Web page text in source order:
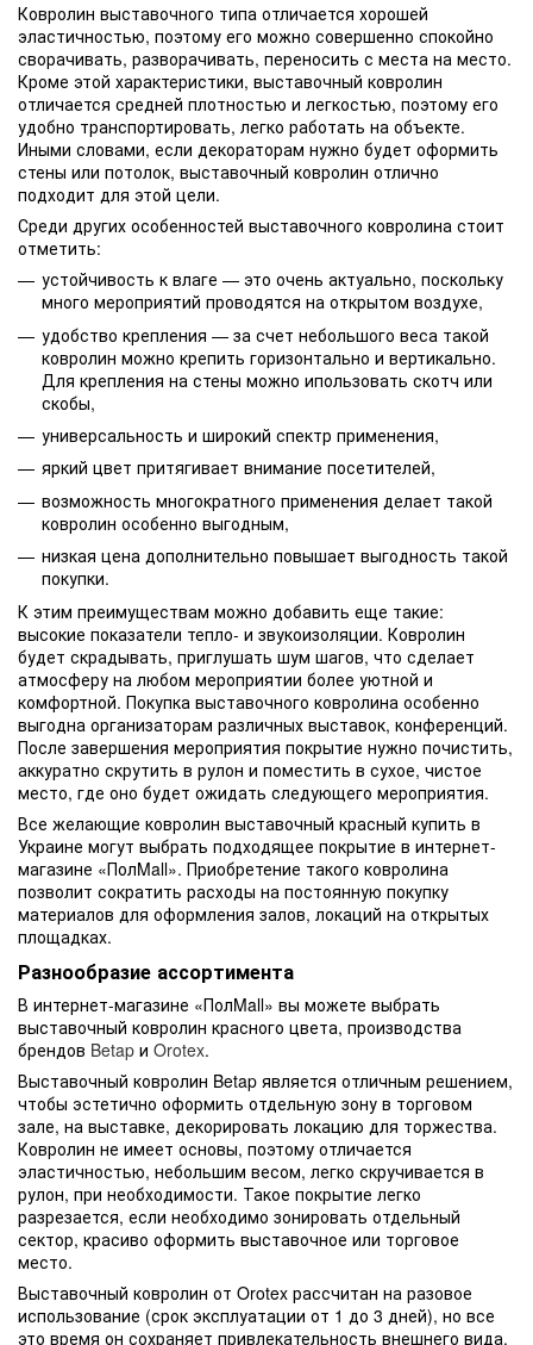
Ковролин выставочного типа отличается хорошей
эластичностью, поэтому его можно совершенно спокойно
сворачивать, разворачивать, переносить с места на место.
Кроме этой характеристики, выставочный ковролин
отличается средней плотностью и легкостью, поэтому его
удобно транспортировать, легко работать на объекте.
Иными словами, если декораторам нужно будет оформить
стены или потолок, выставочный ковролин отлично
подходит для этой цели.
Среди других особенностей выставочного ковролина стоит
отметить:
устойчивость к влаге — это очень актуально, поскольку
много мероприятий проводятся на открытом воздухе,
удобство крепления — за счет небольшого веса такой
ковролин можно крепить горизонтально и вертикально.
Для крепления на стены можно ипользовать скотч или
скобы,
универсальность и широкий спектр применения,
яркий цвет притягивает внимание посетителей,
возможность многократного применения делает такой
ковролин особенно выгодным,
низкая цена дополнительно повышает выгодность такой
покупки.
К этим преимуществам можно добавить еще такие:
высокие показатели тепло- и звукоизоляции. Ковролин
будет скрадывать, приглушать шум шагов, что сделает
атмосферу на любом мероприятии более уютной и
комфортной. Покупка выставочного ковролина особенно
выгодна организаторам различных выставок, конференций.
После завершения мероприятия покрытие нужно почистить,
аккуратно скрутить в рулон и поместить в сухое, чистое
место, где оно будет ожидать следующего мероприятия.
Все желающие ковролин выставочный красный купить в
Украине могут выбрать подходящее покрытие в интернет-
магазине «ПолMall». Приобретение такого ковролина
позволит сократить расходы на постоянную покупку
материалов для оформления залов, локаций на открытых
площадках.
Разнообразие ассортимента
В интернет-магазине «ПолMall» вы можете выбрать
выставочный ковролин красного цвета, производства
брендов Betap и Orotex.
Выставочный ковролин Betap является отличным решением,
чтобы эстетично оформить отдельную зону в торговом
зале, на выставке, декорировать локацию для торжества.
Ковролин не имеет основы, поэтому отличается
эластичностью, небольшим весом, легко скручивается в
рулон, при необходимости. Такое покрытие легко
разрезается, если необходимо зонировать отдельный
сектор, красиво оформить выставочное или торговое
место.
Выставочный ковролин от Orotex рассчитан на разовое
использование (срок эксплуатации от 1 до 3 дней), но все
это время он сохраняет привлекательность внешнего вида.